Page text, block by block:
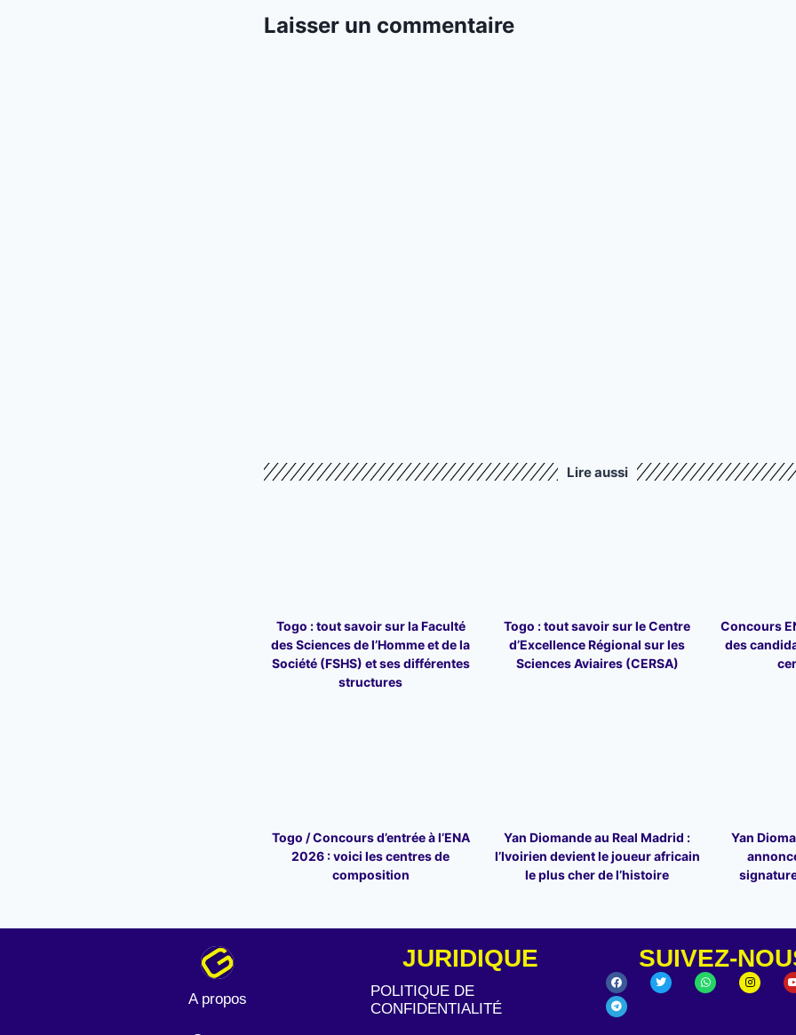
Laisser un commentaire
Lire aussi
Togo : tout savoir sur la Faculté
des Sciences de l’Homme et de la
Société (FSHS) et ses différentes
structures
Togo : tout savoir sur le Centre
d’Excellence Régional sur les
Sciences Aviaires (CERSA)
Concours
des
Togo / Concours d’entrée à l’ENA
2026 : voici les centres de
composition
Yan Diomande au Real Madrid :
l’Ivoirien devient le joueur africain
le plus cher de l’histoire
Yan
A propos
JURIDIQUE
POLITIQUE DE
CONFIDENTIALITÉ
SUIVEZ-